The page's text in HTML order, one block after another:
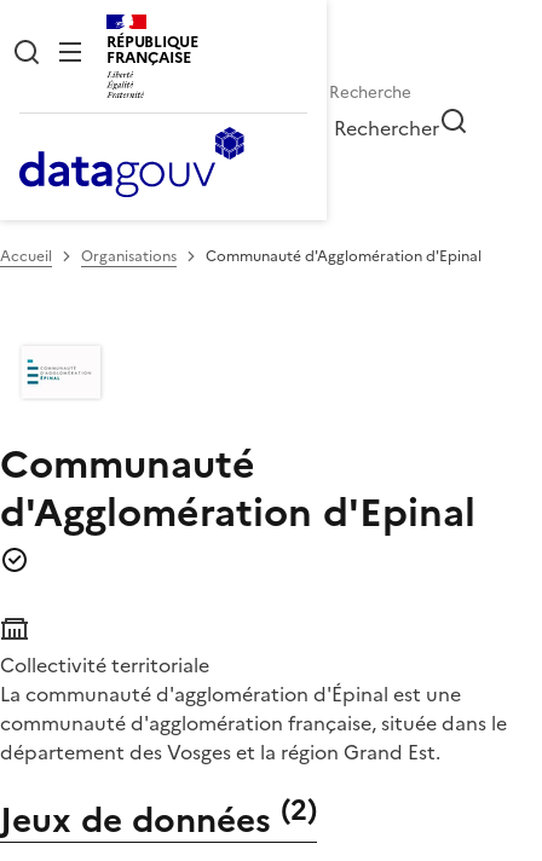
RÉPUBLIQUE
FRANÇAISE
Rechercher
Accueil Organisations Communauté d'Agglomération d'Epinal
Communauté
d'Agglomération d'Epinal
Collectivité territoriale
La communauté d'agglomération d'Épinal est une
communauté d'agglomération française, située dans le
département des Vosges et la région Grand Est.
Jeux de données (2)